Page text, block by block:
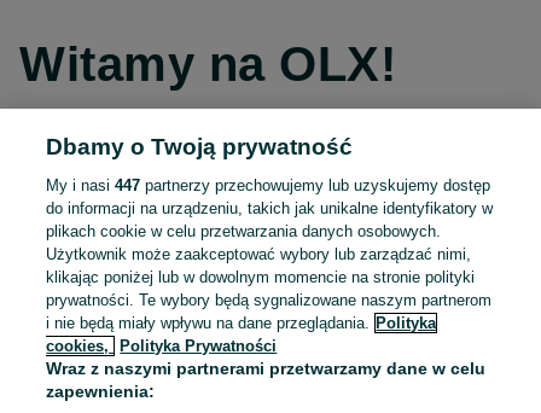
Witamy na OLX!
Kontynuuj przez Facebooka
Kontynuuj przez konto Apple
Kontynuuj przez konto Google
LUB
Dbamy o Twoją prywatność
My i nasi447 partnerzy przechowujemy lub uzyskujemy dostęp
do informacji na urządzeniu, takich jak unikalne identyfikatory w
plikach cookie w celu przetwarzania danych osobowych.
Użytkownik może zaakceptować wybory lub zarządzać nimi,
klikając poniżej lub w dowolnym momencie na stronie polityki
prywatności. Te wybory będą sygnalizowane naszym partnerom
i nie będą miały wpływu na dane przeglądania.
Polityka
cookies,
Polityka Prywatności
Wraz z naszymi partnerami przetwarzamy dane w celu
zapewnienia: